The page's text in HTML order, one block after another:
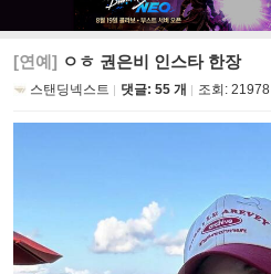
[연예] ㅇㅎ 권은비 인스타 한장
스탠딩넥스트 댓글: 55 개 조회: 21978